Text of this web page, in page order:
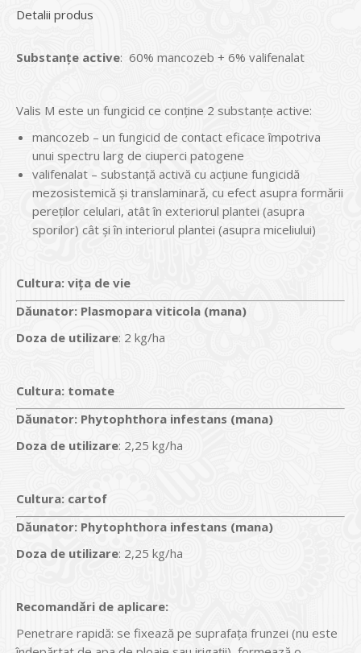
Detalii produs
Substanţe active: 60% mancozeb + 6% valifenalat
Valis M este un fungicid ce conține 2 substanțe active:
mancozeb – un fungicid de contact eficace împotriva
unui spectru larg de ciuperci patogene
valifenalat – substanță activă cu acțiune fungicidă
mezosistemică și translaminară, cu efect asupra formării
pereților celulari, atât în exteriorul plantei (asupra
sporilor) cât și în interiorul plantei (asupra miceliului)
Cultura: viţa de vie
Dăunator: Plasmopara viticola (mana)
Doza de utilizare: 2 kg/ha
Cultura: tomate
Dăunator: Phytophthora infestans (mana)
Doza de utilizare: 2,25 kg/ha
Cultura: cartof
Dăunator: Phytophthora infestans (mana)
Doza de utilizare: 2,25 kg/ha
Recomandări de aplicare:
Penetrare rapidă: se fixează pe suprafața frunzei (nu este